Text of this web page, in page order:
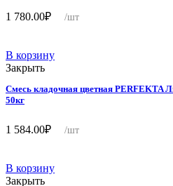
1 780.00₽ /шт
В корзину
Закрыть
Смесь кладочная цветная PERFEKTA
50кг
1 584.00₽ /шт
В корзину
Закрыть